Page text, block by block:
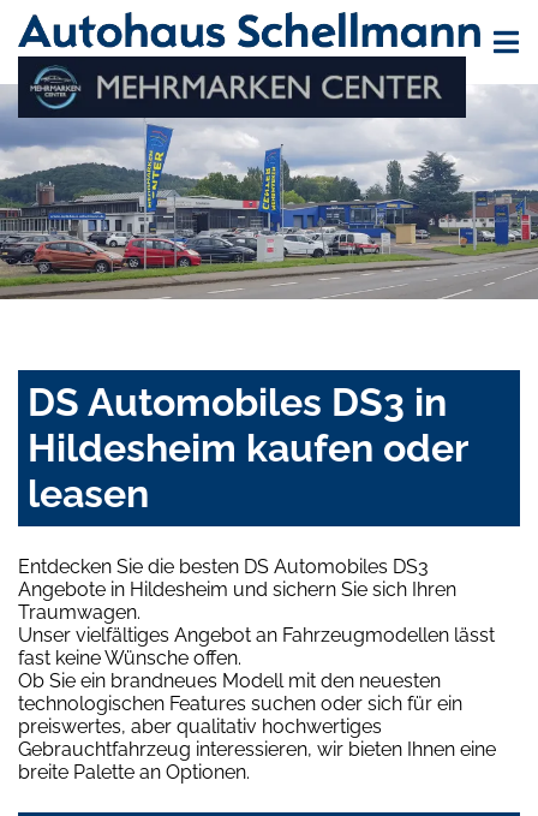
DS Automobiles DS3 in
Hildesheim kaufen oder
leasen
Entdecken Sie die besten DS Automobiles DS3
Angebote in Hildesheim und sichern Sie sich Ihren
Traumwagen.
Unser vielfältiges Angebot an Fahrzeugmodellen lässt
fast keine Wünsche offen.
Ob Sie ein brandneues Modell mit den neuesten
technologischen Features suchen oder sich für ein
preiswertes, aber qualitativ hochwertiges
Gebrauchtfahrzeug interessieren, wir bieten Ihnen eine
breite Palette an Optionen.